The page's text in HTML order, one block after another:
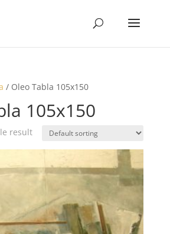
/ Oleo Tabla 105x150
105x150
result